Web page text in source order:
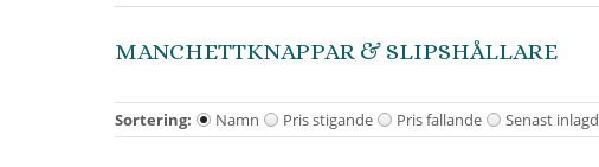
MANCHETTKNAPPAR & SLIPSHÅLLARE
Sortering: Namn Pris stigande Pris fallande Senast inlagd